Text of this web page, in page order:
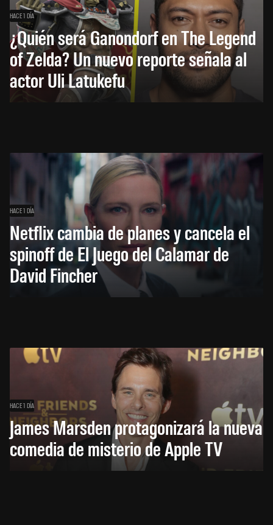
HACE 1 DÍA
¿Quién será Ganondorf en The Legend
of Zelda? Un nuevo reporte señala al
actor Uli Latukefu
HACE 1 DÍA
Netflix cambia de planes y cancela el
spinoff de El Juego del Calamar de
David Fincher
HACE 1 DÍA
James Marsden protagonizará la nueva
comedia de misterio de Apple TV